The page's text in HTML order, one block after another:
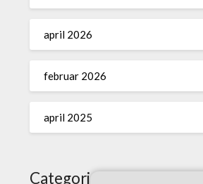
april 2026
februar 2026
april 2025
Categories